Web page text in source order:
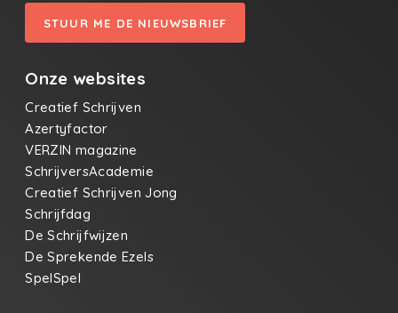
STUUR ME DE NIEUWSBRIEF
Onze websites
Creatief Schrijven
Azertyfactor
VERZIN magazine
SchrijversAcademie
Creatief Schrijven Jong
Schrijfdag
De Schrijfwijzen
De Sprekende Ezels
SpelSpel